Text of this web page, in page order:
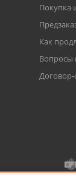
Покупка
Как
Вопросы
Договор-